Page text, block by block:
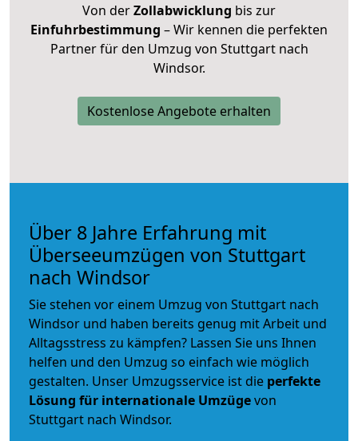
Von derZollabwicklung bis zur
Einfuhrbestimmung – Wir kennen die perfekten
Partner für den Umzug von Stuttgart nach
Windsor.
Kostenlose Angebote erhalten
Über 8 Jahre Erfahrung mit
Überseeumzügen von Stuttgart
nach Windsor
Sie stehen vor einem Umzug von Stuttgart nach
Windsor und haben bereits genug mit Arbeit und
Alltagsstress zu kämpfen? Lassen Sie uns Ihnen
helfen und den Umzug so einfach wie möglich
gestalten. Unser Umzugsservice ist die perfekte
Lösung für internationale Umzügevon
Stuttgart nach Windsor.